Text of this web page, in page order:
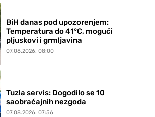
BiH danas pod upozorenjem:
Temperatura do 41°C, mogući
pljuskovi i grmljavina
07.08.2026. 08:00
Tuzla servis: Dogodilo se 10
saobraćajnih nezgoda
07.08.2026. 07:56